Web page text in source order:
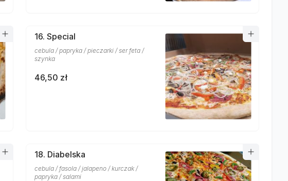
16. Special
cebula / papryka / pieczarki / ser feta /
szynka
46,50 zł
18. Diabelska
cebula / fasola / jalapeno / kurczak /
papryka / salami